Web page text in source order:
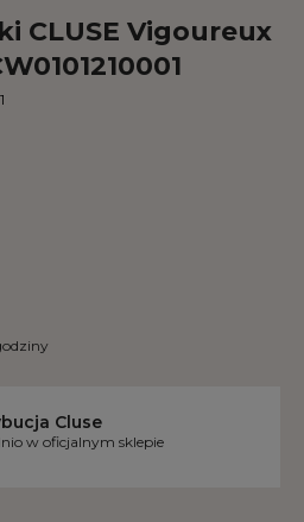
CLUSE Vigoureux
Cluse
w oficjalnym sklepie